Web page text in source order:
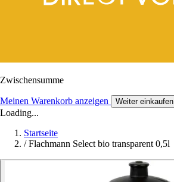
Zwischensumme
Meinen Warenkorb anzeigen Weiter einkaufen
Loading...
Startseite
/ Flachmann Select bio transparent 0,5l